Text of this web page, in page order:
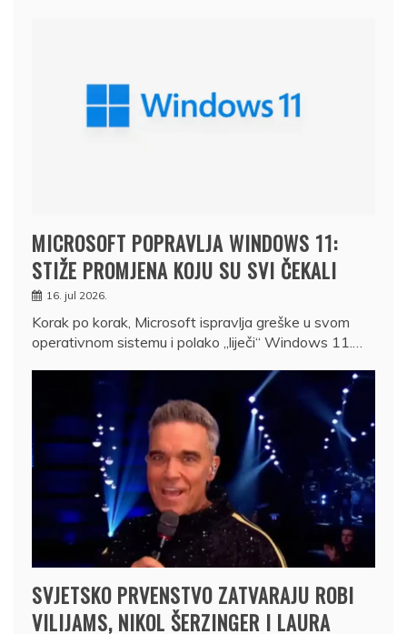
MICROSOFT POPRAVLJA WINDOWS 11:
STIŽE PROMJENA KOJU SU SVI ČEKALI
16. jul 2026.
Korak po korak, Microsoft ispravlja greške u svom
operativnom sistemu i polako „liječi“ Windows 11.…
SVJETSKO PRVENSTVO ZATVARAJU ROBI
VILIJAMS, NIKOL ŠERZINGER I LAURA